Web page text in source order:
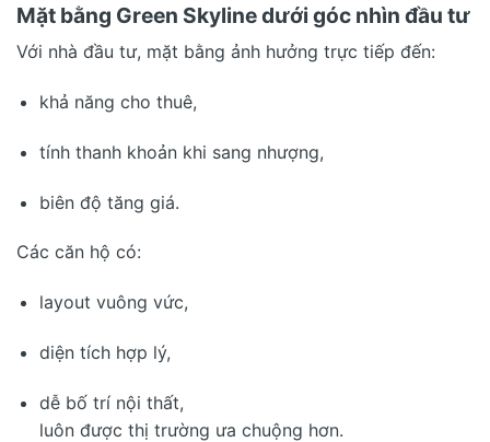
Mặt bằng Green Skyline dưới góc nhìn đầu tư
Với nhà đầu tư, mặt bằng ảnh hưởng trực tiếp đến:
khả năng cho thuê,
tính thanh khoản khi sang nhượng,
biên độ tăng giá.
Các căn hộ có:
layout vuông vức,
diện tích hợp lý,
dễ bố trí nội thất,
luôn được thị trường ưa chuộng hơn.